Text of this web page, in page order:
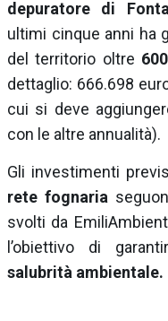
depuratore di
ultimi cinque anni ha
del territorio oltre
dettaglio: 666.698
cui si deve
con le altre annualità).
Gli investimenti
rete fognaria
svolti da
l’obiettivo di
salubrità ambientale.